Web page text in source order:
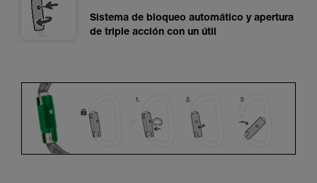
Sistema de bloqueo automático y apertura
de triple acción con un útil